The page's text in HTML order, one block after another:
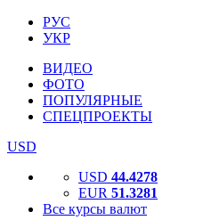
РУС
УКР
ВИДЕО
ФОТО
ПОПУЛЯРНЫЕ
СПЕЦПРОЕКТЫ
USD
USD 44.4278
EUR 51.3281
Все курсы валют